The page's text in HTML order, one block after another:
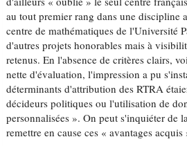
au tout premier rang dans une discipline
centre de mathématiques de l'Université
d'autres projets honorables mais à
retenus. En l'absence de critères clairs,
nette d'évaluation, l'impression a pu
déterminants d'attribution des RTRA
décideurs politiques ou l'utilisation de
personnalisées ». On peut s'inquiéter de
remettre en cause ces « avantages acquis